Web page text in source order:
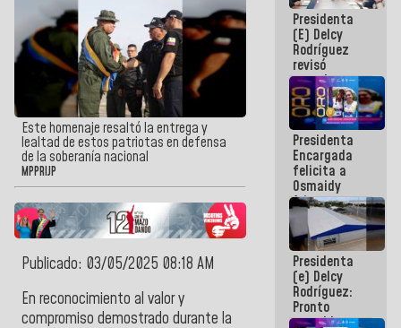
Este homenaje resaltó la entrega y
lealtad de estos patriotas en defensa
de la soberanía nacional
MPPRIJP
Publicado: 03/05/2025 08:18 AM
En reconocimiento al valor y
compromiso demostrado durante la
en Juegos
Centroamericanos
y del Caribe
2026
Presidenta
(E) Delcy
Rodríguez
revisó
agenda
económica y
ejecución de
fondos de
emergencia
post-sismos
Presidenta
Encargada
felicita a
Osmaidy
Arias y
Giraly
Marcano por
hacer
historia en
los
Centroamericanos
Presidenta
(e) Delcy
Rodríguez:
Pronto
restableceremos